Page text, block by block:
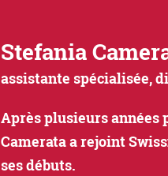
Stefania
assistante spécialisée,
Après plusieurs années
Camerata a rejoint
ses débuts.